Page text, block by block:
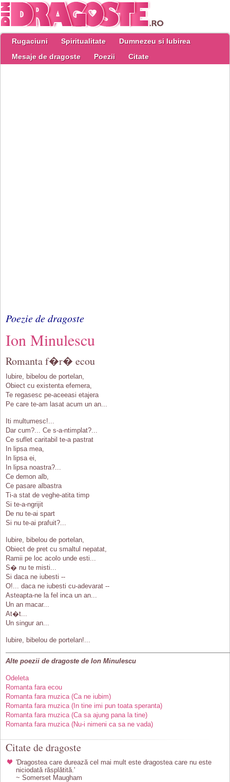
Rugaciuni Spiritualitate
Dumnezeu si Iubirea
Mesaje de dragoste
Poezii Citate
Poezie de dragoste
Ion Minulescu
Romanta f�r� ecou
Iubire, bibelou de portelan,
Obiect cu existenta efemera,
Te regasesc pe-aceeasi etajera
Pe care te-am lasat acum un an...
Iti multumesc!...
Dar cum?... Ce s-a-ntimplat?...
Ce suflet caritabil te-a pastrat
In lipsa mea,
In lipsa ei,
In lipsa noastra?...
Ce demon alb,
Ce pasare albastra
Ti-a stat de veghe-atita timp
Si te-a-ngrijit
De nu te-ai spart
Si nu te-ai prafuit?...
Iubire, bibelou de portelan,
Obiect de pret cu smaltul nepatat,
Ramii pe loc acolo unde esti...
S� nu te misti...
Si daca ne iubesti --
O!... daca ne iubesti cu-adevarat --
Asteapta-ne la fel inca un an...
Un an macar...
At�t...
Un singur an...
Iubire, bibelou de portelan!...
Alte poezii de dragoste de Ion Minulescu
Odeleta
Romanta fara ecou
Romanta fara muzica (Ca ne iubim)
Romanta fara muzica (In tine imi pun toata speranta)
Romanta fara muzica (Ca sa ajung pana la tine)
Romanta fara muzica (Nu-i nimeni ca sa ne vada)
Citate de dragoste
'Dragostea care durează cel mai mult este dragostea care nu este
niciodată răsplătită.'
~ Somerset Maugham